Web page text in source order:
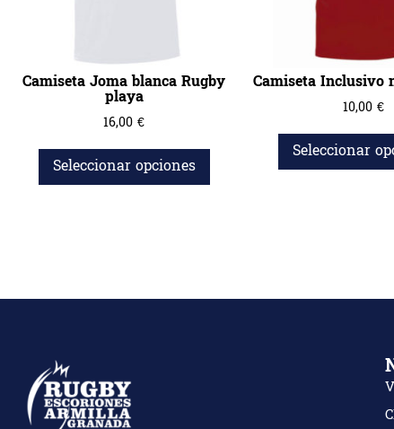
Camiseta Joma blanca Rugby
playa
16,00€
Seleccionar opciones
Camiseta Inclusivo
10,00€
Seleccionar